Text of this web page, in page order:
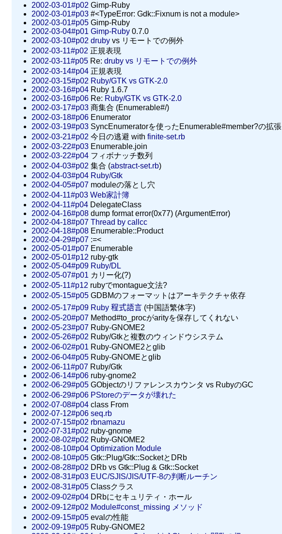
2002-03-01#p02 Gimp-Ruby
2002-03-01#p03 #<TypeError: Gdk::Fixnum is not a module>
2002-03-01#p05 Gimp-Ruby
2002-03-04#p01 Gimp-Ruby 0.7.0
2002-03-10#p02 druby vs リモートでの例外
2002-03-11#p02 正規表現
2002-03-11#p05 Re: druby vs リモートでの例外
2002-03-14#p04 正規表現
2002-03-15#p02 Ruby/GTK vs GTK-2.0
2002-03-16#p04 Ruby 1.6.7
2002-03-16#p06 Re: Ruby/GTK vs GTK-2.0
2002-03-17#p03 商集合 (Enumerable#/)
2002-03-18#p06 Enumerator
2002-03-19#p03 SyncEnumeratorを使ったEnumerable#member?の拡張
2002-03-21#p02 今日の逃避 with finite-set.rb
2002-03-22#p03 Enumerable.join
2002-03-22#p04 フィボナッチ数列
2002-04-03#p02 集合 (abstract-set.rb)
2002-04-03#p04 Ruby/Gtk
2002-04-05#p07 moduleの落とし穴
2002-04-11#p03 Web家計簿
2002-04-11#p04 DelegateClass
2002-04-16#p08 dump format error(0x77) (ArgumentError)
2002-04-18#p07 Thread by callcc
2002-04-18#p08 Enumerable::Product
2002-04-29#p07 :=<
2002-05-01#p07 Enumerable
2002-05-01#p12 ruby-gtk
2002-05-04#p09 Ruby/DL
2002-05-07#p01 カリー化(?)
2002-05-11#p12 rubyでmontague文法?
2002-05-15#p05 GDBMのフォーマットはアーキテクチャ依存
2002-05-17#p09 Ruby 程式語言 (中国語繁体字)
2002-05-20#p07 Method#to_procがarityを保存してくれない
2002-05-23#p07 Ruby-GNOME2
2002-05-26#p02 Ruby/Gtkと複数のウィンドウシステム
2002-06-02#p01 Ruby-GNOME2とglib
2002-06-04#p05 Ruby-GNOMEとglib
2002-06-11#p07 Ruby/Gtk
2002-06-14#p06 ruby-gnome2
2002-06-29#p05 GObjectのリファレンスカウンタ vs RubyのGC
2002-06-29#p06 PStoreのデータが壊れた
2002-07-08#p04 class From
2002-07-12#p06 seq.rb
2002-07-15#p02 rbnamazu
2002-07-31#p02 ruby-gnome
2002-08-02#p02 Ruby-GNOME2
2002-08-10#p04 Optimization Module
2002-08-10#p05 Gtk::Plug/Gtk::SocketとDRb
2002-08-28#p02 DRb vs Gtk::Plug & Gtk::Socket
2002-08-31#p03 EUC/SJIS/JIS/UTF-8の判断ルーチン
2002-08-31#p05 Classクラス
2002-09-02#p04 DRbにセキュリティ・ホール
2002-09-12#p02 Module#const_missing メソッド
2002-09-15#p05 evalの性能
2002-09-19#p05 Ruby-GNOME2